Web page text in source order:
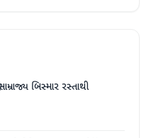
બિસ્માર રસ્તાથી